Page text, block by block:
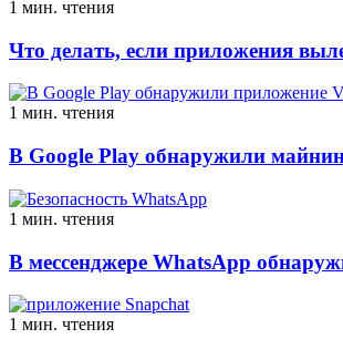
1 мин. чтения
Что делать, если приложения
1 мин. чтения
В Google Play обнаружили
1 мин. чтения
В мессенджере WhatsApp
1 мин. чтения